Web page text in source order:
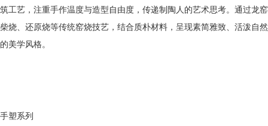
筑工艺，注重手作温度与造型自由度，传递制陶人的艺术思考。通过龙窑
柴烧、还原烧等传统窑烧技艺，结合质朴材料，呈现素简雅致、活泼自然
的美学风格。
手塑系列